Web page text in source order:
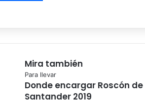
Mira también
Cerrar
Para llevar
Donde encargar Roscón de
Santander 2019